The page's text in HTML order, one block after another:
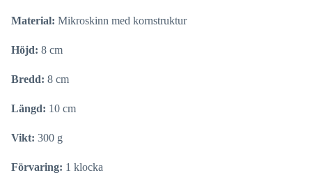
Material: Mikroskinn med kornstruktur
Höjd: 8 cm
Bredd: 8 cm
Längd: 10 cm
Vikt: 300 g
Förvaring: 1 klocka